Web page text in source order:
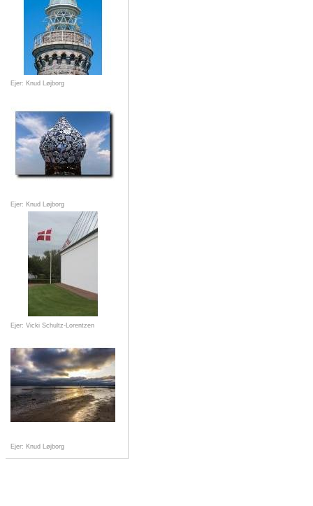
Ejer: Knud Løjborg
Ejer: Knud Løjborg
Ejer: Vicki Schultz-Lorentzen
Ejer: Knud Løjborg